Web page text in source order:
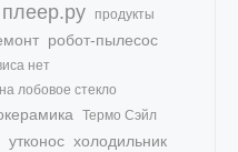
плеер.ру
продукты
робот-пылесос
нет
лобовое стекло
Термо Сэйл
утконос холодильник